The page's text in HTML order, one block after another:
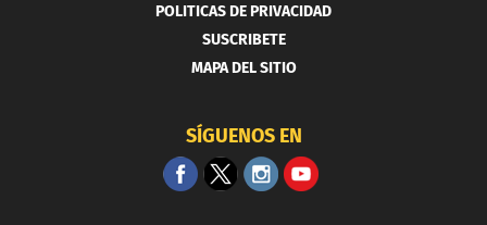
POLITICAS DE PRIVACIDAD
SUSCRIBETE
MAPA DEL SITIO
SÍGUENOS EN